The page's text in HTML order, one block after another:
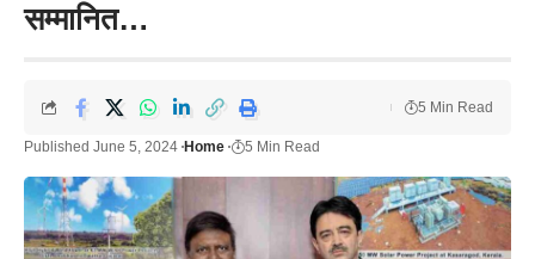
सम्‍मानित…
Published June 5, 2024 Home 5 Min Read
5 Min Read